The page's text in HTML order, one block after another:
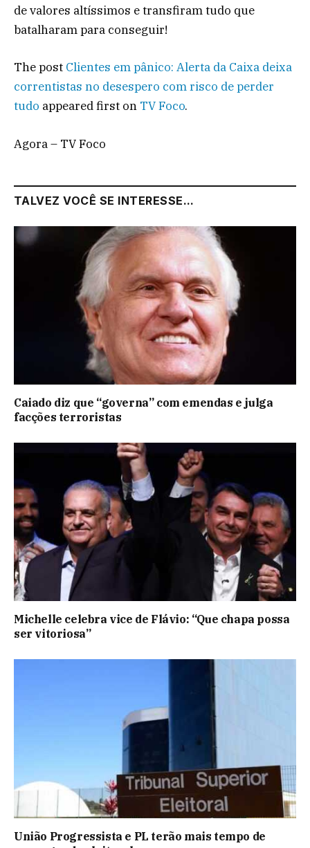
de valores altíssimos e transfiram tudo que
batalharam para conseguir!
The post Clientes em pânico: Alerta da Caixa deixa
correntistas no desespero com risco de perder
tudo appeared first on TV Foco.
Agora – TV Foco
TALVEZ VOCÊ SE INTERESSE...
Caiado diz que “governa” com emendas e julga
facções terroristas
Michelle celebra vice de Flávio: “Que chapa possa
ser vitoriosa”
União Progressista e PL terão mais tempo de